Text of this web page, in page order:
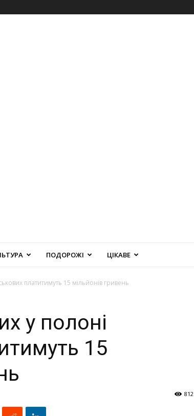
ПОДОРОЖІ ЦІКАВЕ
платитимуть 15 мільйонів гривень
у полоні
15
812